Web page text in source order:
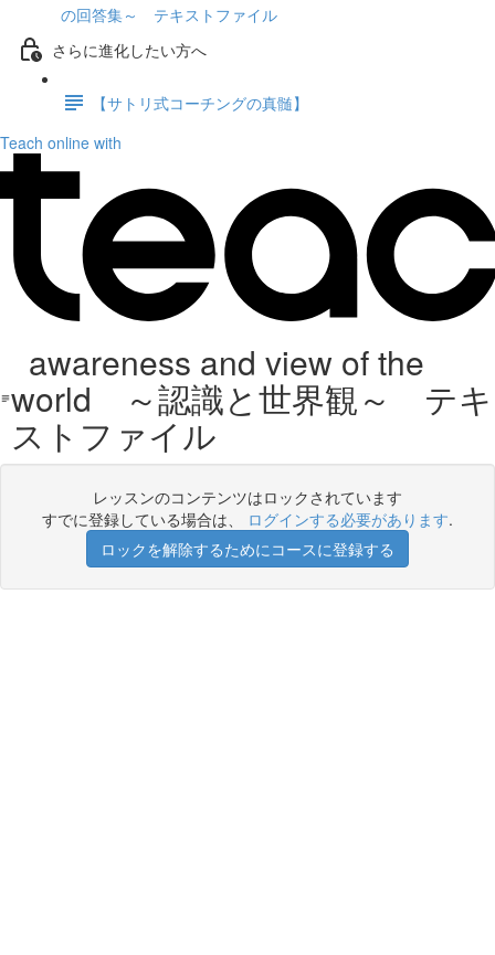
の回答集～ テキストファイル
さらに進化したい方へ
【サトリ式コーチングの真髄】
Teach online with
awareness and view of the
world ～認識と世界観～ テキ
ストファイル
レッスンのコンテンツはロックされています
すでに登録している場合は、 ログインする必要があります.
ロックを解除するためにコースに登録する